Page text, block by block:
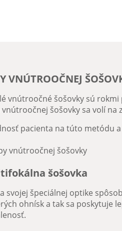
VNÚTROOČNEJ
vnútroočné šošovky sú rokmi
šošovky sa volí na
pacienta na túto metódu a
šošovka
svojej špeciálnej optike
ohnísk a tak sa poskytuje